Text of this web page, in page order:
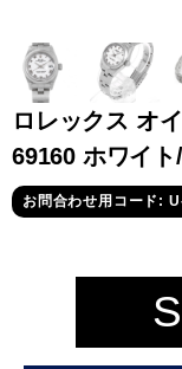
グランド
セイコー
ロレックス オ
69160 ホワイ
お問合わせ用コード: